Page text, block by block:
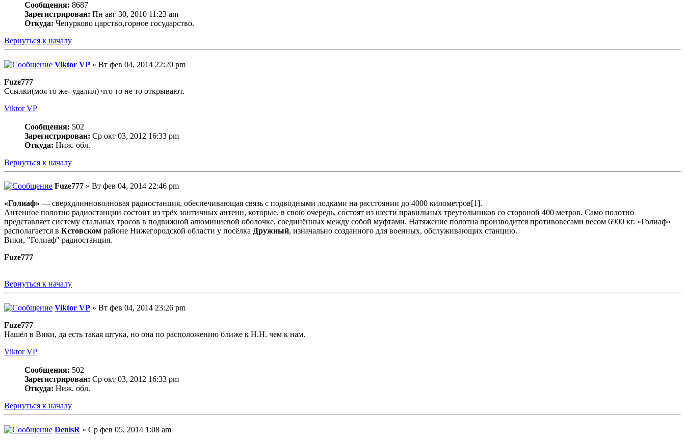
Сообщения: 8687
Зарегистрирован: Пн авг 30, 2010 11:23 am
Откуда: Чепурково царство,горное государство.
Вернуться к началу
Viktor VP » Вт фев 04, 2014 22:20 pm
Fuze777
Ссылки(моя то же- удалил) что то не то открывают.
Viktor VP
Сообщения: 502
Зарегистрирован: Ср окт 03, 2012 16:33 pm
Откуда: Ниж. обл.
Вернуться к началу
Fuze777 » Вт фев 04, 2014 22:46 pm
«Голиаф» — сверхдлинноволновая радиостанция, обеспечивающая связь с подводными лодками на расстоянии до 4000 километров[1].
Антенное полотно радиостанции состоит из трёх зонтичных антенн, которые, в свою очередь, состоят из шести правильных треугольников со стороной 400 метров. Само полотно
представляет систему стальных тросов в подвижной алюминиевой оболочке, соединённых между собой муфтами. Натяжение полотна производится противовесами весом 6900 кг. «Голиаф»
располагается в Кстовском районе Нижегородской области у посёлка Дружный, изначально созданного для военных, обслуживающих станцию.
Вики, "Голиаф" радиостанция.
Fuze777
Вернуться к началу
Viktor VP » Вт фев 04, 2014 23:26 pm
Fuze777
Нашёл в Вики, да есть такая штука, но она по расположению ближе к Н.Н. чем к нам.
Viktor VP
Сообщения: 502
Зарегистрирован: Ср окт 03, 2012 16:33 pm
Откуда: Ниж. обл.
Вернуться к началу
DenisR » Ср фев 05, 2014 1:08 am